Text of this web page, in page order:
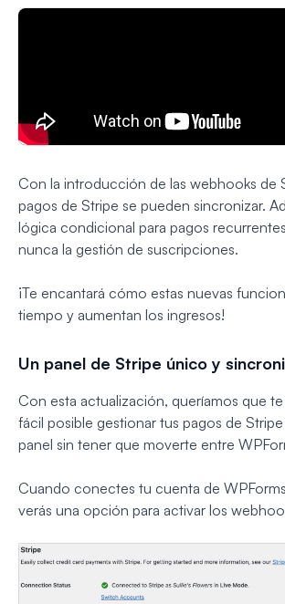
Con la introducción de las webhooks de
pagos de Stripe se pueden sincronizar.
lógica condicional para pagos
nunca la gestión de suscripciones.
¡Te encantará cómo estas nuevas
tiempo y aumentan los ingresos!
Un panel de Stripe único y
Con esta actualización, queríamos que te
fácil posible gestionar tus pagos de
panel sin tener que moverte entre
Cuando conectes tu cuenta de
verás una opción para activar los